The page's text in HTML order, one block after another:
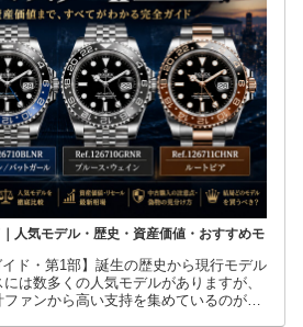
人気モデル・歴史・資産価値・おすすめモ
イド・第1部】誕生の歴史から現行モデル
は数多くの人気モデルがありますが、
ァンから高い支持を集めているのが